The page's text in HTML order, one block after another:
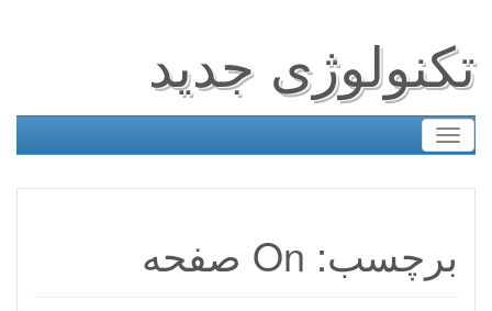
تکنولوژی جدید
Toggle
navigation
برچسب: On صفحه